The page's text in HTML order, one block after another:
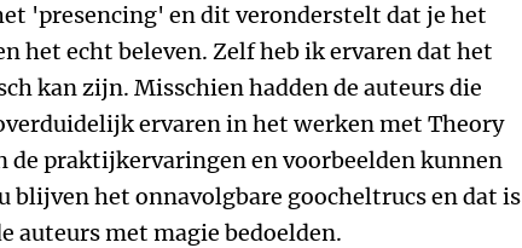
'presencing' en dit veronderstelt dat je het
het echt beleven. Zelf heb ik ervaren dat het
kan zijn. Misschien hadden de auteurs die
ervaren in het werken met Theory
de praktijkervaringen en voorbeelden kunnen
blijven het onnavolgbare goocheltrucs en dat is
auteurs met magie bedoelden.